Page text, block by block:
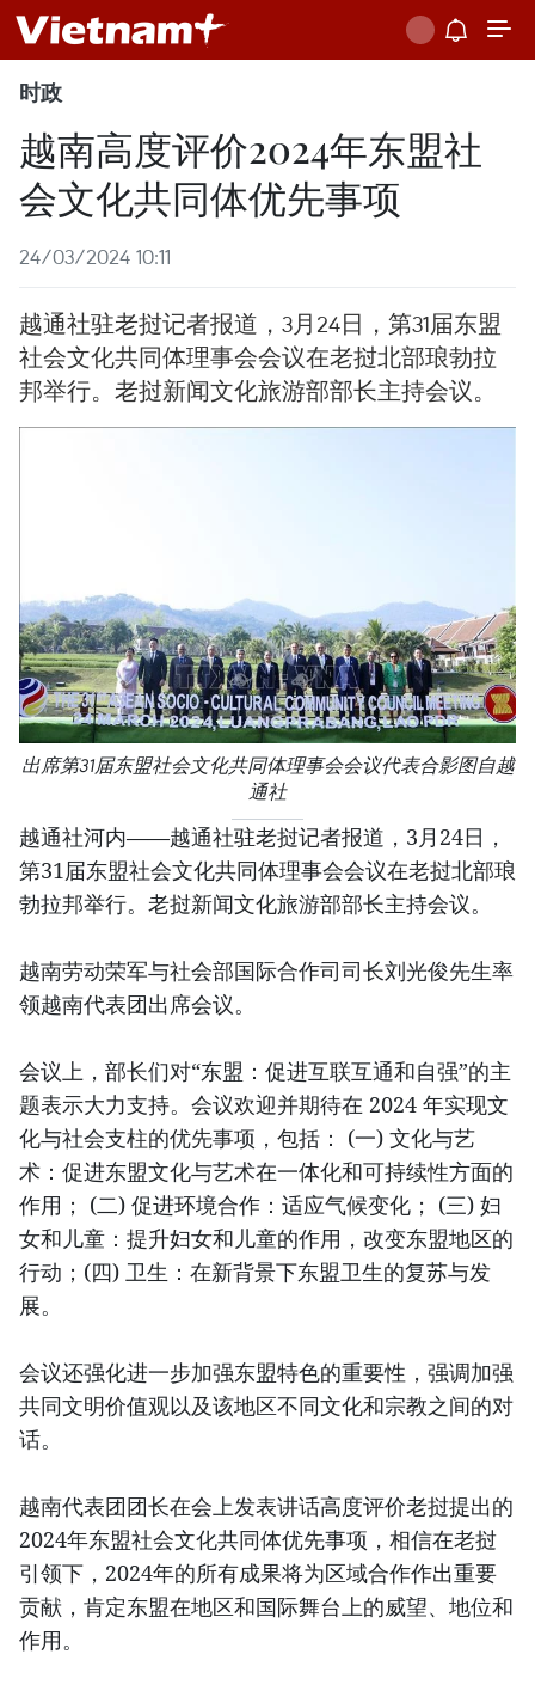
时政
越南高度评价2024年东盟社
会文化共同体优先事项
24/03/2024 10:11
越通社驻老挝记者报道，3月24日，第31届东盟
社会文化共同体理事会会议在老挝北部琅勃拉
邦举行。老挝新闻文化旅游部部长主持会议。
出席第31届东盟社会文化共同体理事会会议代表合影图自越
通社
越通社河内——越通社驻老挝记者报道，3月24日，
第31届东盟社会文化共同体理事会会议在老挝北部琅
勃拉邦举行。老挝新闻文化旅游部部长主持会议。
越南劳动荣军与社会部国际合作司司长刘光俊先生率
领越南代表团出席会议。
会议上，部长们对“东盟：促进互联互通和自强”的主
题表示大力支持。会议欢迎并期待在 2024 年实现文
化与社会支柱的优先事项，包括： (一) 文化与艺
术：促进东盟文化与艺术在一体化和可持续性方面的
作用； (二) 促进环境合作：适应气候变化； (三) 妇
女和儿童：提升妇女和儿童的作用，改变东盟地区的
行动；(四) 卫生：在新背景下东盟卫生的复苏与发
展。
会议还强化进一步加强东盟特色的重要性，强调加强
共同文明价值观以及该地区不同文化和宗教之间的对
话。
越南代表团团长在会上发表讲话高度评价老挝提出的
2024年东盟社会文化共同体优先事项，相信在老挝
引领下，2024年的所有成果将为区域合作作出重要
贡献，肯定东盟在地区和国际舞台上的威望、地位和
作用。